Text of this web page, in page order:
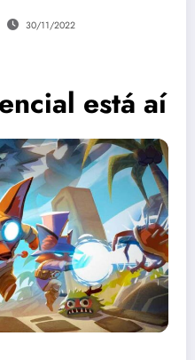
30/11/2022
está aí